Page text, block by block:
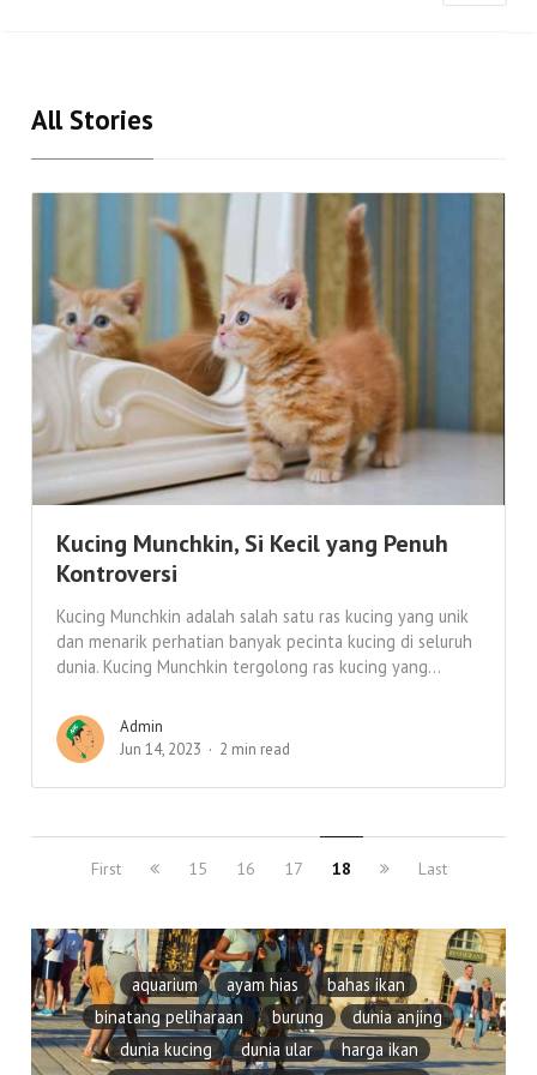
All Stories
Kucing Munchkin, Si Kecil yang Penuh
Kontroversi
Kucing Munchkin adalah salah satu ras kucing yang unik
dan menarik perhatian banyak pecinta kucing di seluruh
dunia. Kucing Munchkin tergolong ras kucing yang...
Admin
Jun 14, 2023
2 min read
First 15 16 17 18 Last
aquarium ayam hias
bahas ikan
binatang peliharaan
burung
dunia anjing
dunia kucing
dunia ular
harga ikan